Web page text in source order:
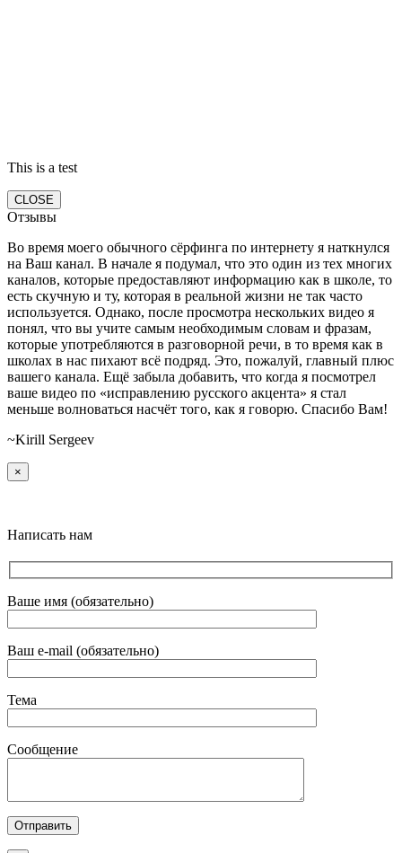
This is a test
CLOSE
Отзывы
Во время моего обычного сёрфинга по интернету я наткнулся
на Ваш канал. В начале я подумал, что это один из тех многих
каналов, которые предоставляют информацию как в школе, то
есть скучную и ту, которая в реальной жизни не так часто
используется. Однако, после просмотра нескольких видео я
понял, что вы учите самым необходимым словам и фразам,
которые употребляются в разговорной речи, в то время как в
школах в нас пихают всё подряд. Это, пожалуй, главный плюс
вашего канала. Ещё забыла добавить, что когда я посмотрел
ваше видео по «исправлению русского акцента» я стал
меньше волноваться насчёт того, как я говорю. Спасибо Вам!
~Kirill Sergeev
×
Написать нам
Ваше имя (обязательно)
Ваш e-mail (обязательно)
Тема
Сообщение